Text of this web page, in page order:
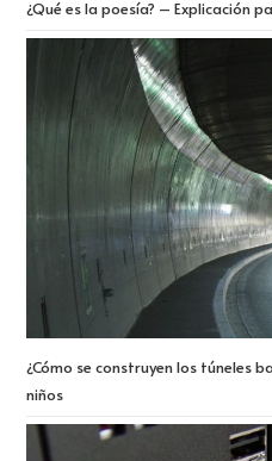
¿Qué es la poesía? – Explicación
¿Cómo se construyen los túneles
niños